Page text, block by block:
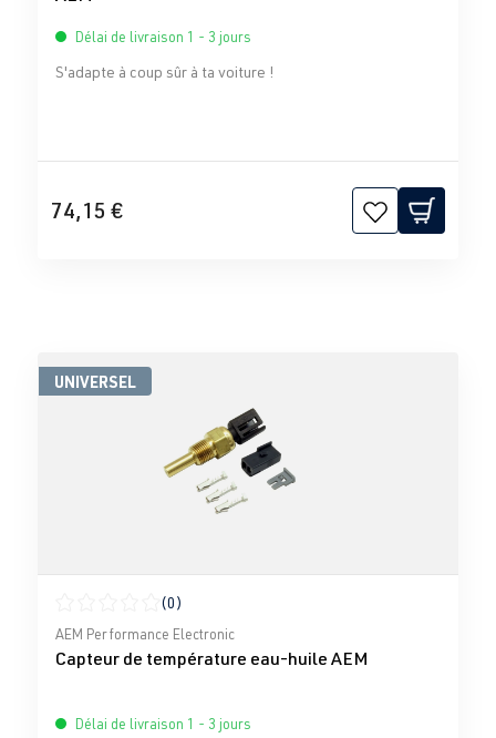
Délai de livraison 1 - 3 jours
S'adapte à coup sûr à ta voiture !
74,15 €
UNIVERSEL
Note moyenne de 0 sur 5 étoiles
(0)
AEM Performance Electronic
Capteur de température eau-huile AEM
Délai de livraison 1 - 3 jours